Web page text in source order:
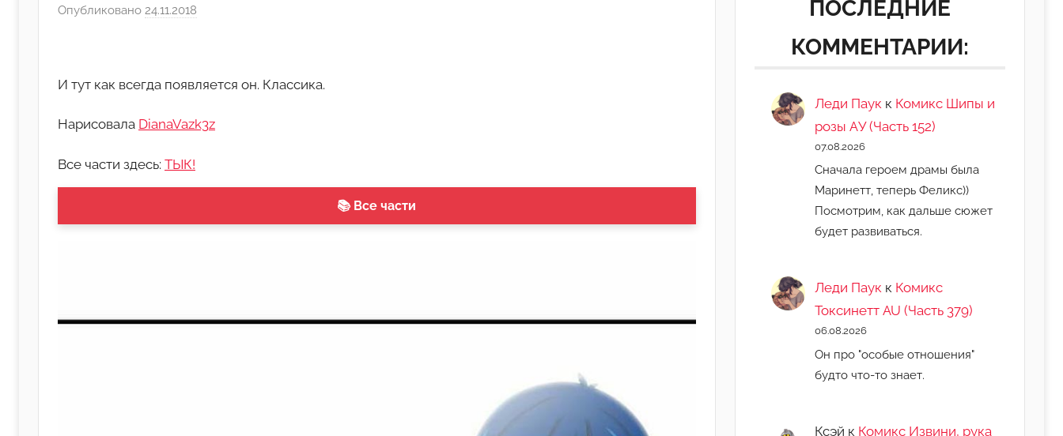
Опубликовано 24.11.2018
р
м
И тут как всегда появляется он. Классика.
Нарисовала DianaVazk3z
Все части здесь: ТЫК!
📚 Все части
ПОСЛЕДНИЕ
КОММЕНТАРИИ:
Леди Паук к Комикс Шипы и
розы АУ (Часть 152)
07.08.2026
Сначала героем драмы была
Маринетт, теперь Феликс))
Посмотрим, как дальше сюжет
будет развиваться.
Леди Паук к Комикс
Токсинетт AU (Часть 379)
06.08.2026
Он про "особые отношения"
будто что-то знает.
Ксэй к Комикс Извини, рука